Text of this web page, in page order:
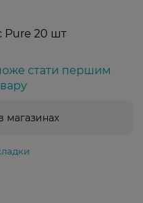
Pure 20 шт
стати першим
магазинах